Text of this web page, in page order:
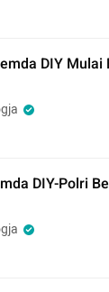
DIY
DIY-Polri